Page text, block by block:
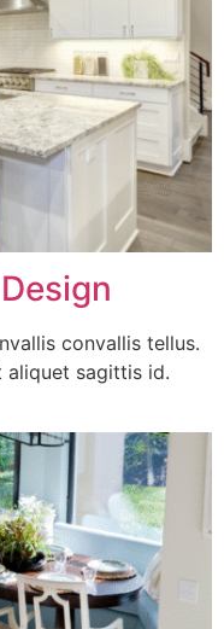
convallis tellus.
aliquet sagittis id.